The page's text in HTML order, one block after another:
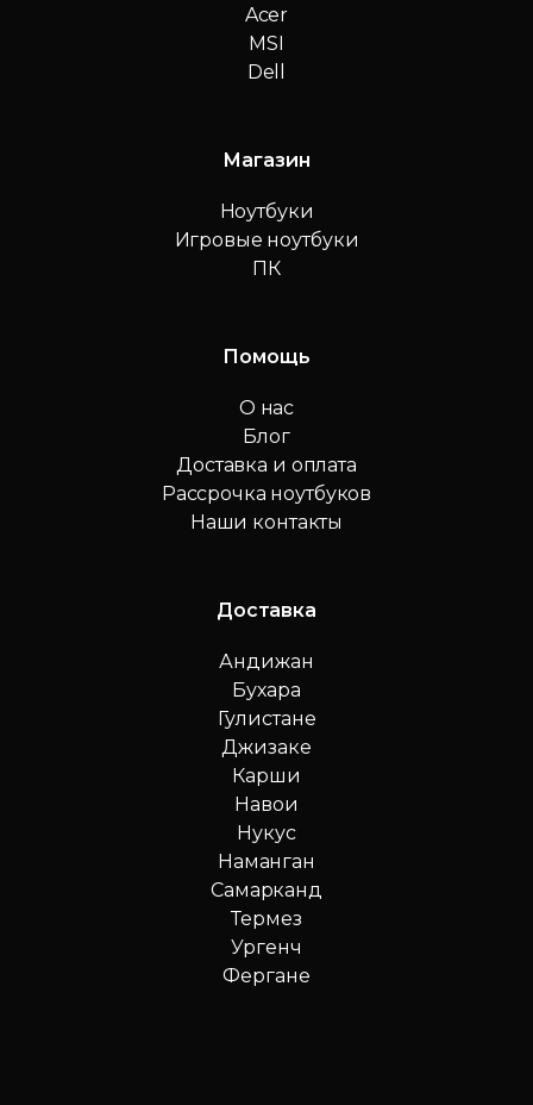
Acer
MSI
Dell
Магазин
Ноутбуки
Игровые ноутбуки
ПК
Помощь
О нас
Блог
Доставка и оплата
Рассрочка ноутбуков
Наши контакты
Доставка
Андижан
Бухара
Гулистане
Джизаке
Карши
Навои
Нукус
Наманган
Самарканд
Термез
Ургенч
Фергане